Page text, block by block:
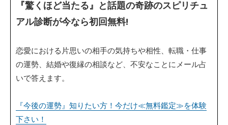
『驚くほど当たる』と話題の奇跡のスピリチュ
アル診断が今なら初回無料!
恋愛における片思いの相手の気持ちや相性、転職・仕事
の運勢、結婚や復縁の相談など、不安なことにメール占
いで答えます。
『今後の運勢』知りたい方！今だけ≪無料鑑定≫を体験
下さい！